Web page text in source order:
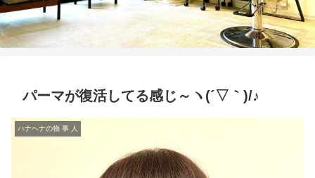
パーマが復活してる感じ～ヽ(´▽｀)/♪
ハナヘナの物 事 人